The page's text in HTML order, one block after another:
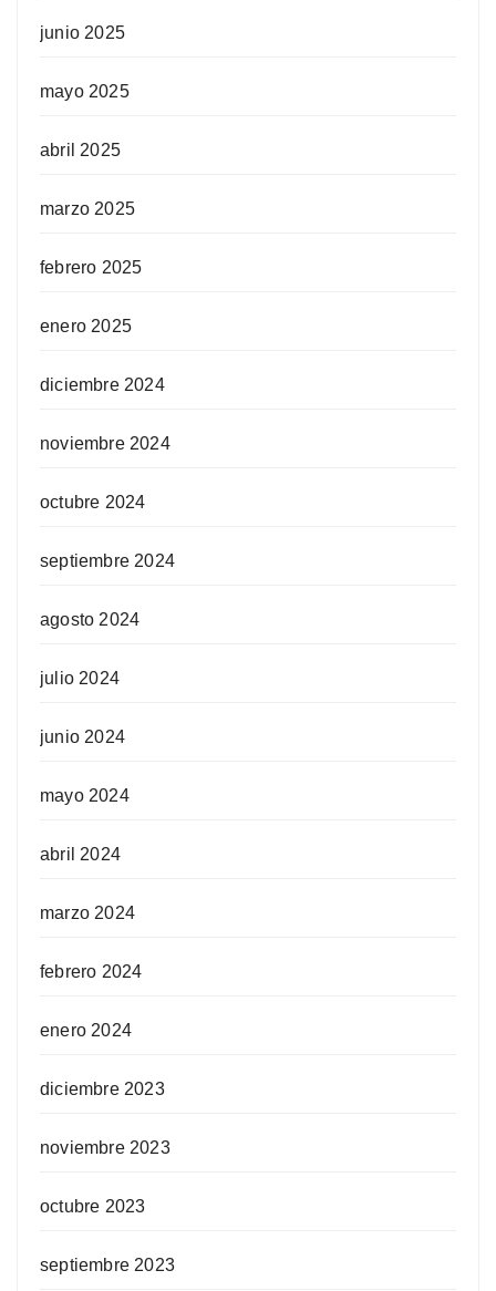
junio 2025
mayo 2025
abril 2025
marzo 2025
febrero 2025
enero 2025
diciembre 2024
noviembre 2024
octubre 2024
septiembre 2024
agosto 2024
julio 2024
junio 2024
mayo 2024
abril 2024
marzo 2024
febrero 2024
enero 2024
diciembre 2023
noviembre 2023
octubre 2023
septiembre 2023